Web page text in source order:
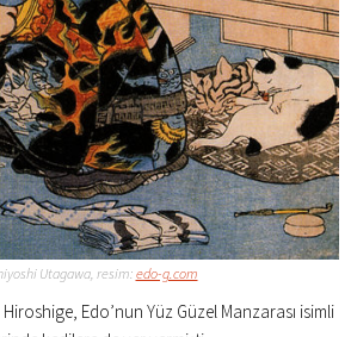
Utagawa, resim: edo-g.com
Edo’nun Yüz Güzel Manzarası isimli